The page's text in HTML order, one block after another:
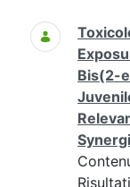
Bis(2-